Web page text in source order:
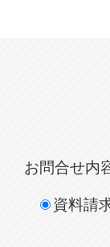
お問合せ内
資料請